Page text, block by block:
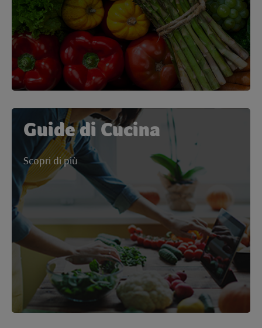
Guide di Cucina
Scopri di più